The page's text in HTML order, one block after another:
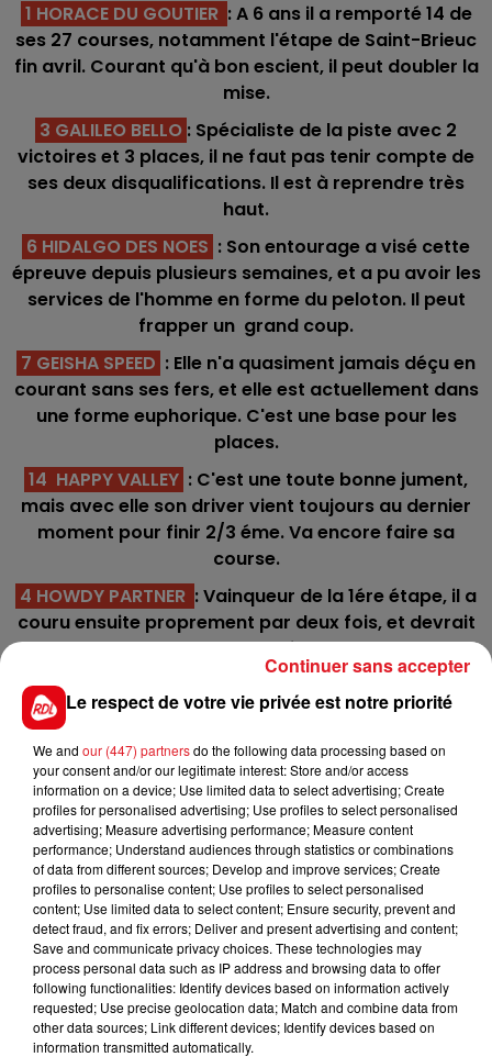
1 HORACE DU GOUTIER : A 6 ans il a remporté 14 de
ses 27 courses, notamment l'étape de Saint-Brieuc
fin avril. Courant qu'à bon escient, il peut doubler la
mise.
3 GALILEO BELLO : Spécialiste de la piste avec 2
victoires et 3 places, il ne faut pas tenir compte de
ses deux disqualifications. Il est à reprendre très
haut.
6 HIDALGO DES NOES : Son entourage a visé cette
épreuve depuis plusieurs semaines, et a pu avoir les
services de l'homme en forme du peloton. Il peut
frapper un grand coup.
7 GEISHA SPEED : Elle n'a quasiment jamais déçu en
courant sans ses fers, et elle est actuellement dans
une forme euphorique. C'est une base pour les
places.
14 HAPPY VALLEY : C'est une toute bonne jument,
mais avec elle son driver vient toujours au dernier
moment pour finir 2/3 éme. Va encore faire sa
course.
4 HOWDY PARTNER : Vainqueur de la 1ére étape, il a
couru ensuite proprement par deux fois, et devrait
encore marquer quelques points au classement.
2 IMPRESSIONNIST
compétition. Il est assez fantasque mais posséde
sagesse.
**********
Laval (R1) : 110 KILLERMAN - 606 SELF EXPLOSIVE
FILS D'ACTUS
Le respect de votre vie privée est notre priorité
We and our (447) partnersdo the following data processing based on
your consent and/or our legitimate interest: Store and/or access
information on a device; Use limited data to select advertising; Create
profiles for personalised advertising; Use profiles to select personalised
advertising; Measure advertising performance; Measure content
performance; Understand audiences through statistics or combinations
of data from different sources; Develop and improve services; Create
profiles to personalise content; Use profiles to select personalised
content; Use limited data to select content; Ensure security, prevent and
detect fraud, and fix errors; Deliver and present advertising and content;
Save and communicate privacy choices. These technologies may
process personal data such as IP address and browsing data to offer
following functionalities: Identify devices based on information actively
requested; Use precise geolocation data; Match and combine data from
other data sources; Link different devices; Identify devices based on
information transmitted automatically.
Continuer sans accepter